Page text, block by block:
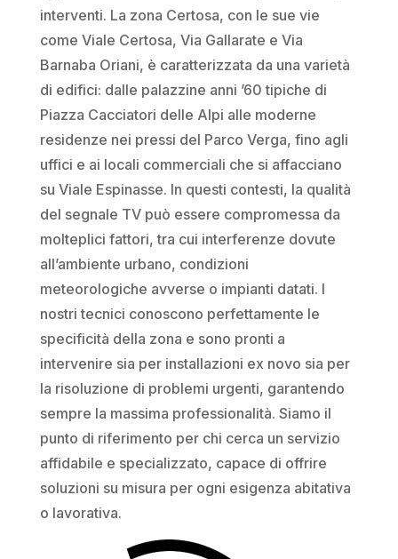
interventi. La zona Certosa, con le sue vie
come Viale Certosa, Via Gallarate e Via
Barnaba Oriani, è caratterizzata da una varietà
di edifici: dalle palazzine anni ’60 tipiche di
Piazza Cacciatori delle Alpi alle moderne
residenze nei pressi del Parco Verga, fino agli
uffici e ai locali commerciali che si affacciano
su Viale Espinasse. In questi contesti, la qualità
del segnale TV può essere compromessa da
molteplici fattori, tra cui interferenze dovute
all’ambiente urbano, condizioni
meteorologiche avverse o impianti datati. I
nostri tecnici conoscono perfettamente le
specificità della zona e sono pronti a
intervenire sia per installazioni ex novo sia per
la risoluzione di problemi urgenti, garantendo
sempre la massima professionalità. Siamo il
punto di riferimento per chi cerca un servizio
affidabile e specializzato, capace di offrire
soluzioni su misura per ogni esigenza abitativa
o lavorativa.